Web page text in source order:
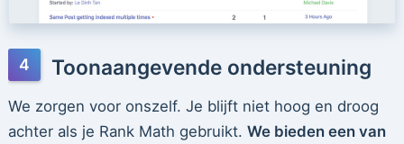
Toonaangevende ondersteuning
We zorgen voor onszelf. Je blijft niet hoog en droog
achter als je Rank Math gebruikt. We bieden een van